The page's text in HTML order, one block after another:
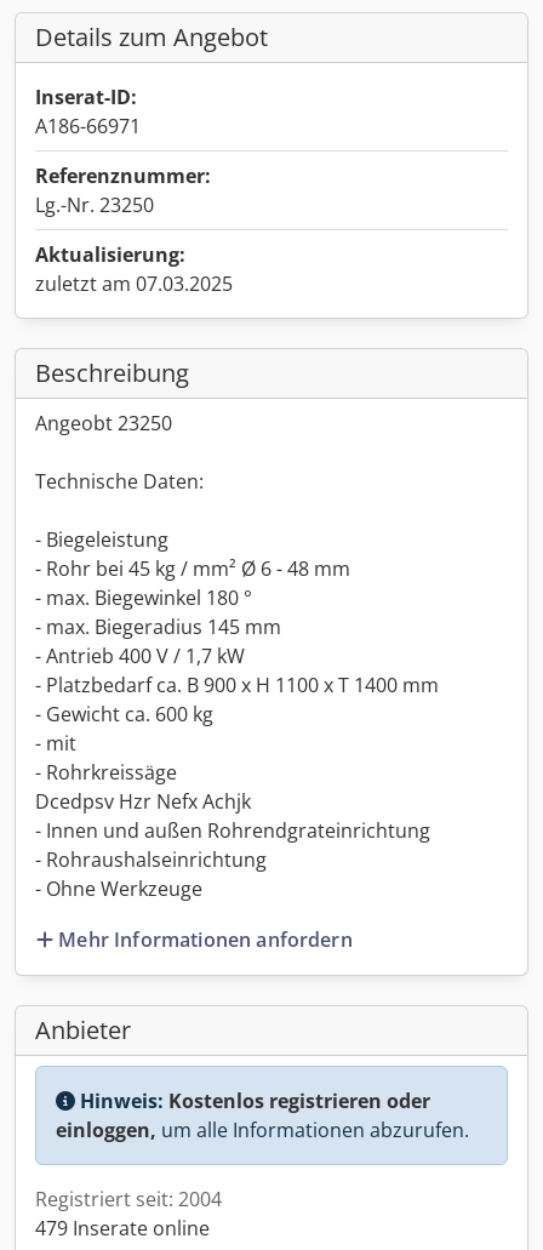
Details zum Angebot
Inserat-ID:
A186-66971
Referenznummer:
Lg.-Nr. 23250
Aktualisierung:
zuletzt am 07.03.2025
Beschreibung
Angeobt 23250
Technische Daten:
- Biegeleistung
- Rohr bei 45 kg / mm² Ø 6 - 48 mm
- max. Biegewinkel 180 °
- max. Biegeradius 145 mm
- Antrieb 400 V / 1,7 kW
- Platzbedarf ca. B 900 x H 1100 x T 1400 mm
- Gewicht ca. 600 kg
- mit
- Rohrkreissäge
Dcedpsv Hzr Nefx Achjk
- Innen und außen Rohrendgrateinrichtung
- Rohraushalseinrichtung
- Ohne Werkzeuge
Mehr Informationen anfordern
Anbieter
Hinweis: Kostenlos registrieren oder
einloggen, um alle Informationen abzurufen.
Registriert seit: 2004
479 Inserate online